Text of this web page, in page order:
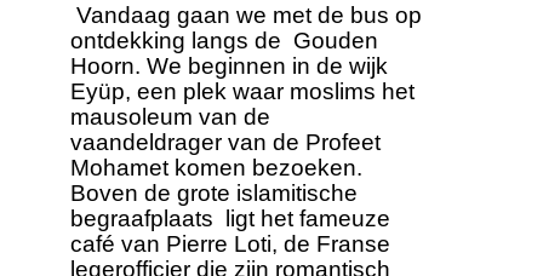
Vandaag gaan we met de bus op
ontdekking langs de Gouden
Hoorn. We beginnen in de wijk
Eyüp, een plek waar moslims het
mausoleum van de
vaandeldrager van de Profeet
Mohamet komen bezoeken.
Boven de grote islamitische
begraafplaats ligt het fameuze
café van Pierre Loti, de Franse
legerofficier die zijn romantisch